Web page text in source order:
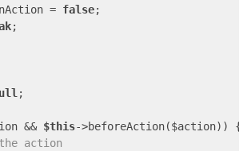
=
false;
;
;
&& $this->beforeAction($action)) {
action